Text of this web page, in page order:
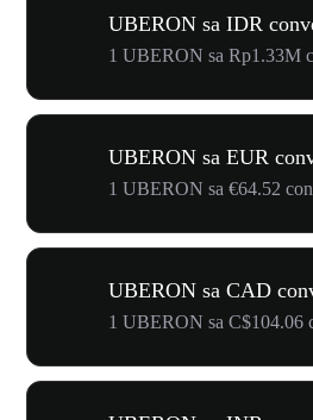
UBERON sa IDR
1 UBERON sa Rp1.33M
UBERON sa EUR
1 UBERON sa €64.52
UBERON sa CAD
1 UBERON sa C$104.06